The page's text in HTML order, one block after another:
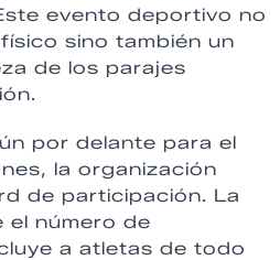
evento deportivo no
sino también un
de los parajes
por delante para el
la organización
de participación. La
el número de
a atletas de todo